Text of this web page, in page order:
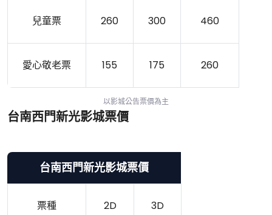
兒童票 260 300 460
愛心敬老票 155 175 260
以影城公告票價為主
台南西門新光影城票價
台南西門新光影城票價
票種 2D 3D